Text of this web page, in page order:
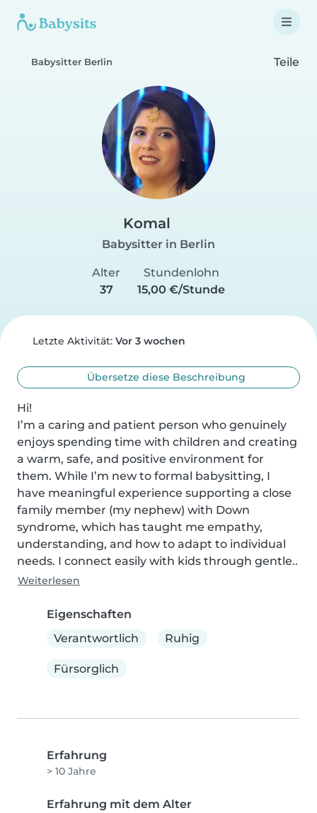
Babysitter Berlin Teile
Komal
Babysitter in Berlin
Alter
37
Stundenlohn
15,00 €/Stunde
Letzte Aktivität: Vor 3 wochen
Übersetze diese Beschreibung
Hi!
I’m a caring and patient person who genuinely
enjoys spending time with children and creating
a warm, safe, and positive environment for
them. While I’m new to formal babysitting, I
have meaningful experience supporting a close
family member (my nephew) with Down
syndrome, which has taught me empathy,
understanding, and how to adapt to individual
needs. I connect easily with kids through gentle..
Weiterlesen
Eigenschaften
Verantwortlich
Ruhig
Fürsorglich
Erfahrung
> 10 Jahre
Erfahrung mit dem Alter